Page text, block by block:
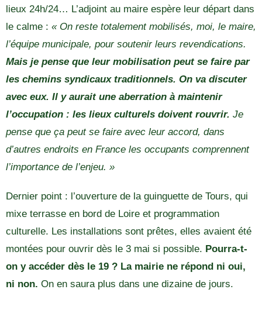
lieux 24h/24… L’adjoint au maire espère leur départ dans
le calme : « On reste totalement mobilisés, moi, le maire,
l’équipe municipale, pour soutenir leurs revendications.
Mais je pense que leur mobilisation peut se faire par
les chemins syndicaux traditionnels. On va discuter
avec eux. Il y aurait une aberration à maintenir
l’occupation : les lieux culturels doivent rouvrir. Je
pense que ça peut se faire avec leur accord, dans
d’autres endroits en France les occupants comprennent
l’importance de l’enjeu. »
Dernier point : l’ouverture de la guinguette de Tours, qui
mixe terrasse en bord de Loire et programmation
culturelle. Les installations sont prêtes, elles avaient été
montées pour ouvrir dès le 3 mai si possible. Pourra-t-
on y accéder dès le 19 ? La mairie ne répond ni oui,
ni non. On en saura plus dans une dizaine de jours.